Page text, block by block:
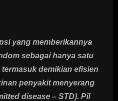
yang memberikannya
sebagai hanya satu
demikian efisien
penyakit menyerang
disease – STD). Pil